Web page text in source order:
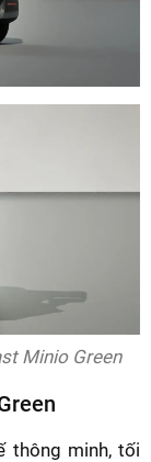
Minio Green
minh, tối